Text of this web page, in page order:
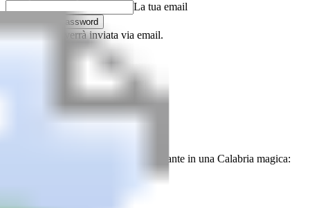
La tua email
La password verrà inviata via email.
Mediateca
Vetrina
Vortice danzante in una Calabria magica: